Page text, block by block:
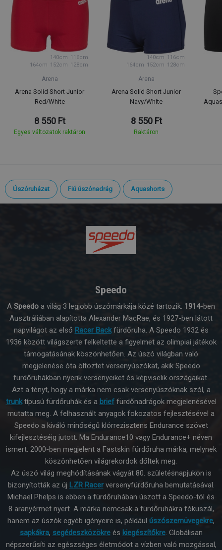
164cm 152cm 128cm
140cm 116cm
Arena
Arena Solid Short Junior
Red/White
8 550 Ft
Egyes változatok raktáron
164cm 152cm 128cm
140cm 116cm
Arena
Arena Solid Short Junior
Navy/White
8 550 Ft
Raktáron
Úszóruházat Fiú úszónadrág Aquashorts
Speedo
A Speedo a világ 3 legjobb úszómárkája közé tartozik. 1914-ben
Ausztráliában alapította Alexander MacRae, és 1927-ben látott
napvilágot az első Racer Backfürdőruha. A Speedo 1932 és
1936 között világszerte felkeltette a figyelmet az olimpiai játékok
támogatásának köszönhetően. Az úszó világban való
megjelenése óta öltöztet versenyúszókat, akik Speedo
fürdőruhákban nyerik versenyeiket és képviselik országaikat.
Azt a tényt, hogy a márka nem csak versenyúszóknak szól, a
trunktípusú fürdőruhák és a brieffürdőnadrágok megjelenésével
mutatta meg. A felhasznált anyagok fokozatos fejlesztésével a
Speedo a kiváló minőségű klórrezisztens Endurance szövet
kifejlesztéséig jutott. Ma Endurance10 vagy Endurance+ néven
ismert. 2000-ben megjelent a Fastskin fürdőruha márka, melynek
köszönhetően világrekordok dőltek meg.
Az úszó világ meghódításának vágyát 80. születésnapjukon is
bizonyították az új LZR Racerversenyfürdőruha bemutatásával.
Michael Phelps is ebben a fürdőruhában úszott a Speedo-tól és
8 aranyérmet nyert. A márka nemcsak a fürdőruhákra fókuszál,
hanem az úszók egyéb igényeire is, például úszószemüvegekre,
sapkákra, segédeszközökreés kiegészítőkre. Globálisan
népszerűsíti az egészséges életmódot a vízben való mozgással,